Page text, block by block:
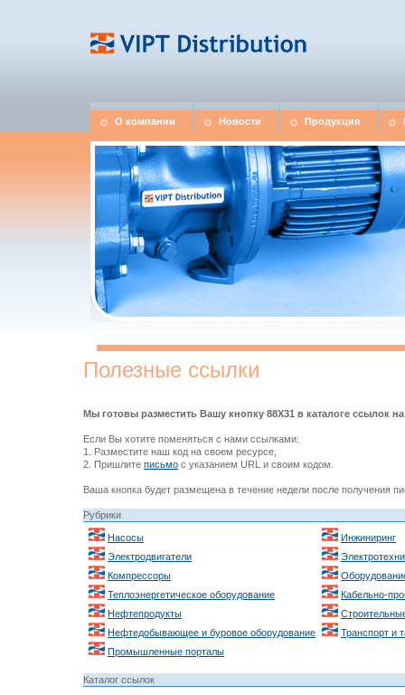
О компании Новости Продукция
Полезные ссылки
Мы готовы разместить Вашу кнопку 88Х31 в каталоге ссылок
Если Вы хотите поменяться с нами ссылками:
1. Разместите наш код на своем ресурсе,
2. Пришлите письмо с указанием URL и своим кодом.
Ваша кнопка будет размещена в течение недели после получения
Рубрики
Насосы
Электродвигатели
Компрессоры
Теплоэнергетическое оборудование
Нефтепродукты
Нефтедобывающее и буровое оборудование
Промышленные порталы
Инжиниринг
Кабельно-
Транспорт и
Каталог ссылок